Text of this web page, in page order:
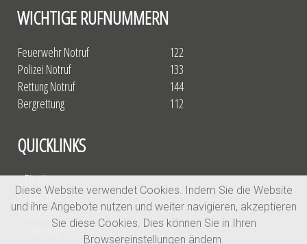
WICHTIGE RUFNUMMERN
Feuerwehr Notruf
Polizei Notruf
Rettung Notruf
Bergrettung
122
133
144
112
QUICKLINKS
» Einsätze
» Aktuelles
» Übungen
» Fahrzeuge
Diese Website verwendet Cookies. Indem Sie die Website
und ihre Angebote nutzen und weiter navigieren, akzeptieren
Sie diese Cookies. Dies können Sie in Ihren
Browsereinstellungen ändern.